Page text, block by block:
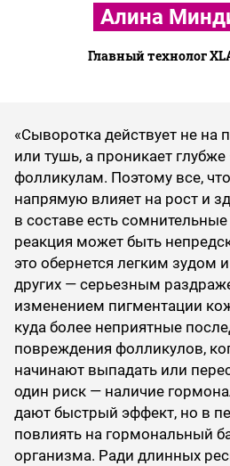
Алина
Главный технолог
«Сыворотка действует не на
или тушь, а проникает
фолликулам. Поэтому все,
напрямую влияет на рост и
в составе есть
реакция может быть
это обернется легким зудом
других — серьезным
изменением пигментации
куда более неприятные
повреждения фолликулов,
начинают выпадать или
один риск — наличие
дают быстрый эффект, но в
повлиять на гормональный
организма. Ради длинных